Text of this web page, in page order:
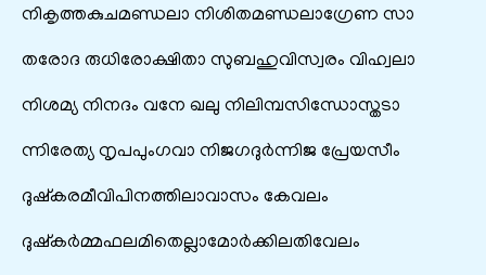
നികൃത്തകുചമണ്ഡലാ നിശിതമണ്ഡലാഗ്രേണ സാ
തരോദ രുധിരോക്ഷിതാ സുബഹുവിസ്വരം വിഹ്വലാ
നിശമ്യ നിനദം വനേ ഖലു നിലിമ്പസിന്ധോസ്തടാ
ന്നിരേത്യ നൃപപുംഗവാ നിജഗദുർന്നിജ പ്രേയസീം
ദുഷ്കരമീവിപിനത്തിലാവാസം കേവലം
ദുഷ്കർമ്മഫലമിതെല്ലാമോർക്കിലതിവേലം